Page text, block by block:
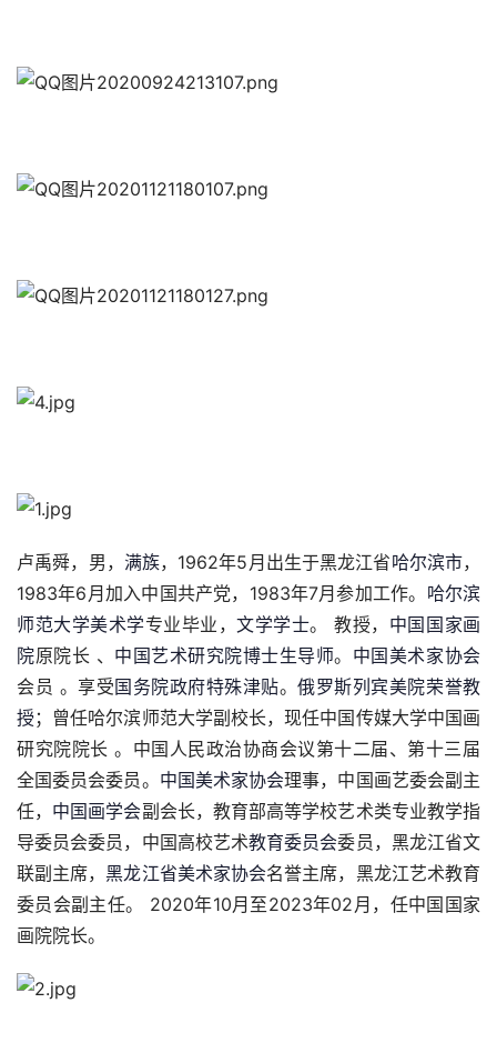
卢禹舜，男， 满族，1962年5月出生于黑龙江省哈尔滨市，
1983年6月加入中国共产党，1983年7月参加工作。 哈尔滨
师范大学美术学专业毕业，文学学士。 教授， 中国国家画
院原院长 、 中国艺术研究院博士生导师。 中国美术家协会
会员 。享受国务院政府特殊津贴。俄罗斯列宾美院荣誉教
授；曾任哈尔滨师范大学副校长，现任中国传媒大学中国画
研究院院长 。中国人民政治协商会议第十二届、第十三届
全国委员会委员。 中国美术家协会理事，中国画艺委会副主
任， 中国画学会副会长，教育部高等学校艺术类专业教学指
导委员会委员，中国高校艺术教育委员会委员，黑龙江省文
联副主席，黑龙江省美术家协会名誉主席，黑龙江艺术教育
委员会副主任。 2020年10月至2023年02月，任中国国家
画院院长。